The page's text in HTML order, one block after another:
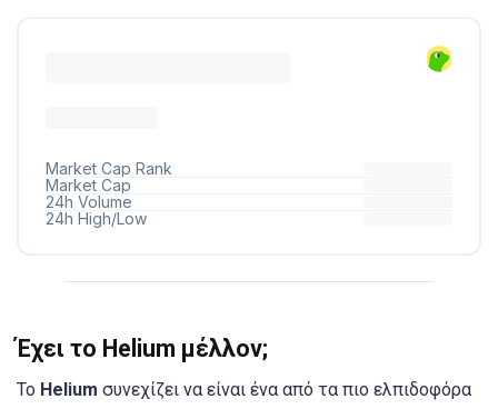
Έχει το Helium μέλλον;
Το Helium συνεχίζει να είναι ένα από τα πιο ελπιδοφόρα